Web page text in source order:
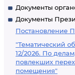
Документы
Документы
Постановление
"Тематический
12/2026. По
повлекших
помещения"